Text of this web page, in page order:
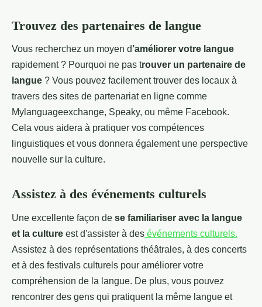
Trouvez des partenaires de langue
Vous recherchez un moyen d’améliorer votre langue
rapidement ? Pourquoi ne pas trouver un partenaire de
langue ? Vous pouvez facilement trouver des locaux à
travers des sites de partenariat en ligne comme
Mylanguageexchange, Speaky, ou même Facebook.
Cela vous aidera à pratiquer vos compétences
linguistiques et vous donnera également une perspective
nouvelle sur la culture.
Assistez à des événements culturels
Une excellente façon de se familiariser avec la langue
et la culture est d'assister à des événements culturels.
Assistez à des représentations théâtrales, à des concerts
et à des festivals culturels pour améliorer votre
compréhension de la langue. De plus, vous pouvez
rencontrer des gens qui pratiquent la même langue et